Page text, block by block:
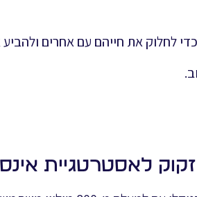
לחלוק את חייהם עם אחרים